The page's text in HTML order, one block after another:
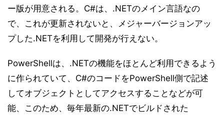
ー版が用意される。C#は、.NETのメイン言語なの
で、これが更新されないと、メジャーバージョンアッ
プした.NETを利用して開発が行えない。
PowerShellは、.NETの機能をほとんど利用できるよう
に作られていて、C#のコードをPowerShell側で記述
してオブジェクトとしてアクセスすることなどが可
能、このため、毎年最新の.NETでビルドされた